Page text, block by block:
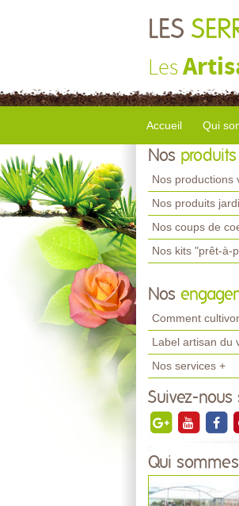
LES
Les
Accueil Qui
Nos produits
Nos productions
Nos produits
Nos coups de
Nos kits "prêt-à-
Nos
Comment
Label artisan du
Nos services +
Suivez-nous
Qui sommes